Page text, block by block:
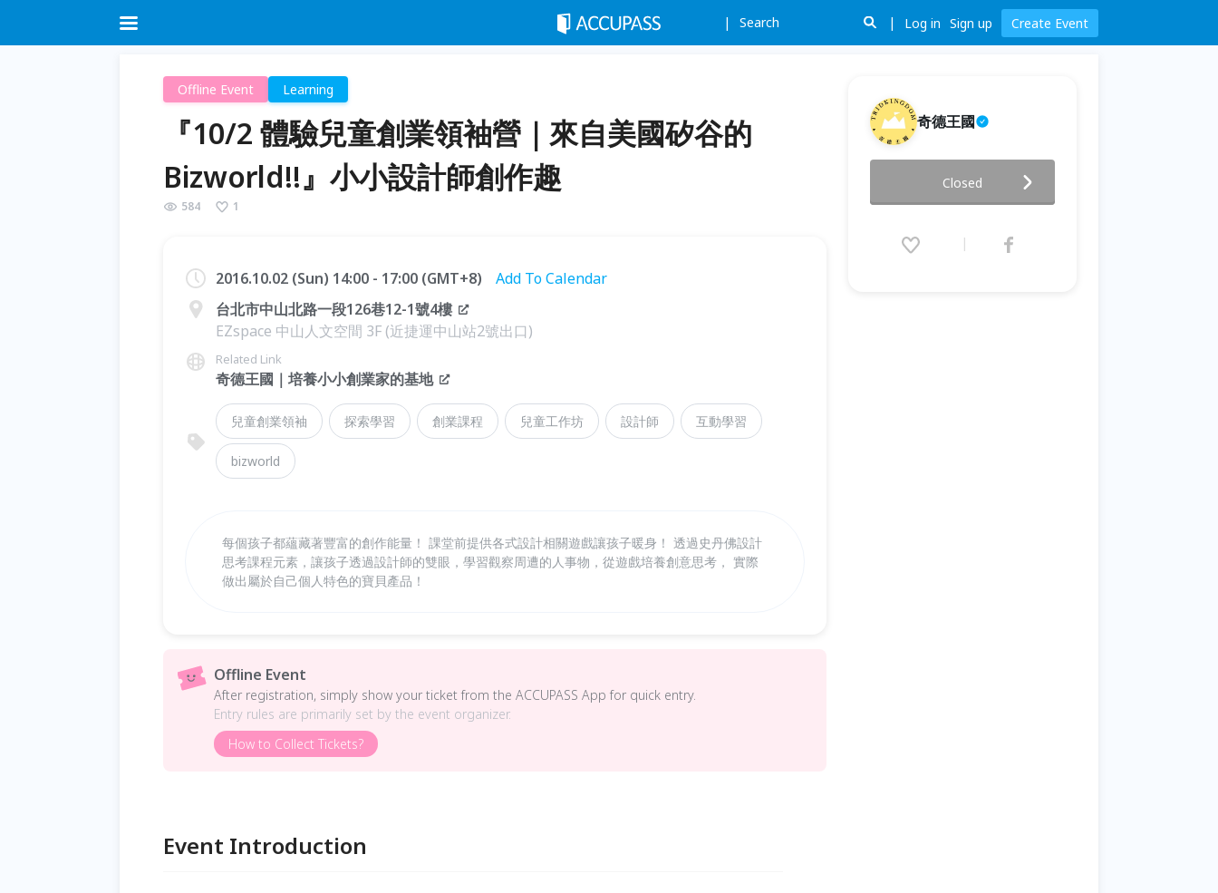
Search Log in Sign up Create Event
Offline Event Learning
『10/2 體驗兒童創業領袖營｜來自美國矽谷的
Bizworld!!』小小設計師創作趣
584 1
2016.10.02 (Sun) 14:00 - 17:00 (GMT+8)
Add To Calendar
台北市中山北路一段126巷12-1號4樓
EZspace 中山人文空間 3F (近捷運中山站2號出口)
Related Link
奇德王國｜培養小小創業家的基地
兒童創業領袖 探索學習 創業課程 兒童工作坊 設計師 互動學習
bizworld
每個孩子都蘊藏著豐富的創作能量！ 課堂前提供各式設計相關遊戲讓孩子暖身！ 透過史丹佛設計
思考課程元素，讓孩子透過設計師的雙眼，學習觀察周遭的人事物，從遊戲培養創意思考， 實際
做出屬於自己個人特色的寶貝產品！
Offline Event
After registration, simply show your ticket from the ACCUPASS App for quick entry.
Entry rules are primarily set by the event organizer.
How to Collect Tickets?
Event Introduction
奇德王國
自美國矽谷的Bizworld!!』小小
設計師創作趣
(GMT+8)
Closed